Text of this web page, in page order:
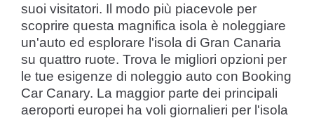
suoi visitatori. Il modo più piacevole per
scoprire questa magnifica isola è noleggiare
un'auto ed esplorare l'isola di Gran Canaria
su quattro ruote. Trova le migliori opzioni per
le tue esigenze di noleggio auto con Booking
Car Canary. La maggior parte dei principali
aeroporti europei ha voli giornalieri per l'isola